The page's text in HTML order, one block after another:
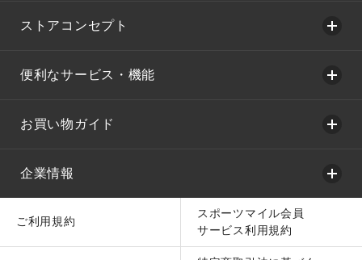
ストアコンセプト
便利なサービス・機能
お買い物ガイド
企業情報
ご利用規約
スポーツマイル会員
サービス利用規約